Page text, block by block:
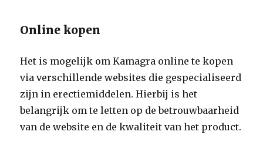
Online kopen
Het is mogelijk om Kamagra online te kopen
via verschillende websites die gespecialiseerd
zijn in erectiemiddelen. Hierbij is het
belangrijk om te letten op de betrouwbaarheid
van de website en de kwaliteit van het product.